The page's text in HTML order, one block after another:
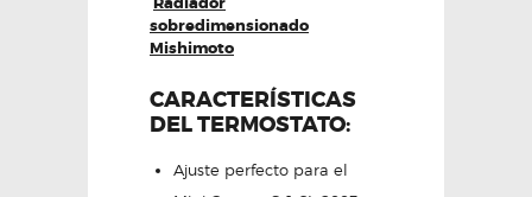
sobredimensionado
Mishimoto
CARACTERÍSTICAS
DEL TERMOSTATO:
Ajuste perfecto para el